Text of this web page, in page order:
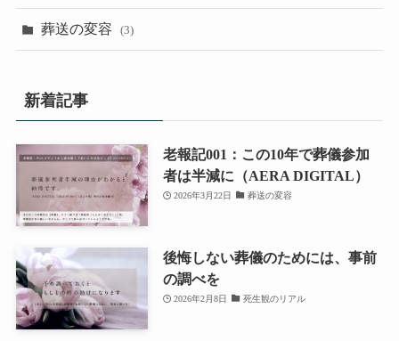
葬送の変容 (3)
新着記事
老報記001：この10年で葬儀参加
者は半減に（AERA DIGITAL）
2026年3月22日 葬送の変容
後悔しない葬儀のためには、事前
の調べを
2026年2月8日 死生観のリアル